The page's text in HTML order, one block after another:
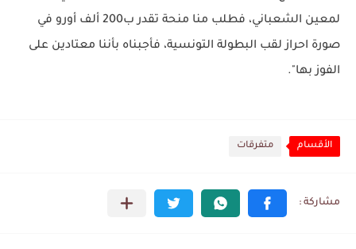
لمعين الشعباني، فطلب منا منحة تقدر ب200 ألف أورو في
صورة احراز لقب البطولة التونسية، فأجبناه بأننا معتادين على
الفوز بها".
الأقسام متفرقات